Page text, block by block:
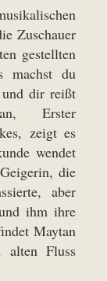
Zuschauer
gestellten
machst du
dir reißt
Erster
zeigt es
wendet
die
aber
ihm ihre
Maytan
alten Fluss